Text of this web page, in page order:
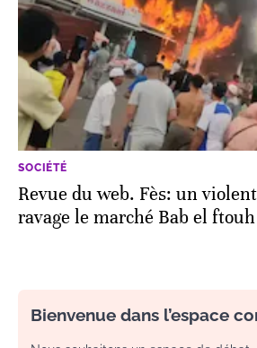
SOCIÉTÉ
Revue du web. Fès: un
ravage le marché Bab el
Bienvenue dans l’espace